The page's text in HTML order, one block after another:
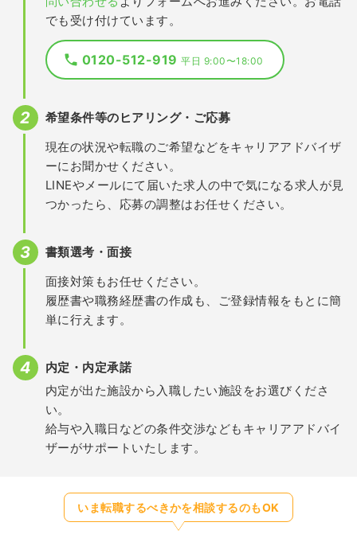
でも受け付けています。
0120-512-919平日 9:00〜18:00
希望条件等のヒアリング・ご応募
現在の状況や転職のご希望などをキャリアアドバイザ
ーにお聞かせください。
LINEやメールにて届いた求人の中で気になる求人が見
つかったら、応募の調整はお任せください。
書類選考・面接
面接対策もお任せください。
履歴書や職務経歴書の作成も、ご登録情報をもとに簡
単に行えます。
内定・内定承諾
内定が出た施設から入職したい施設をお選びくださ
い。
給与や入職日などの条件交渉などもキャリアアドバイ
ザーがサポートいたします。
いま転職するべきかを相談するのもOK